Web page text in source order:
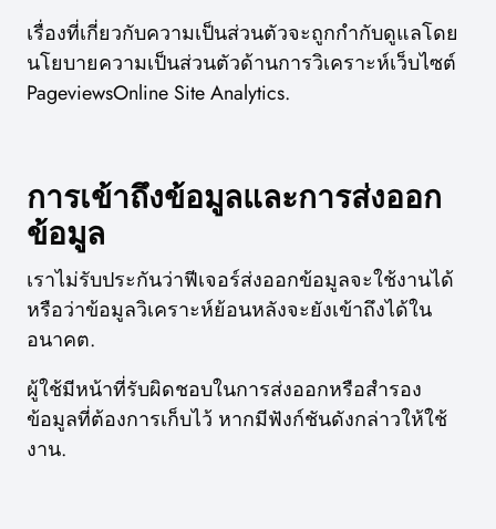
เรื่องที่เกี่ยวกับความเป็นส่วนตัวจะถูกกำกับดูแลโดย
นโยบายความเป็นส่วนตัวด้านการวิเคราะห์เว็บไซต์
PageviewsOnline Site Analytics.
การเข้าถึงข้อมูลและการส่งออก
ข้อมูล
เราไม่รับประกันว่าฟีเจอร์ส่งออกข้อมูลจะใช้งานได้
หรือว่าข้อมูลวิเคราะห์ย้อนหลังจะยังเข้าถึงได้ใน
อนาคต.
ผู้ใช้มีหน้าที่รับผิดชอบในการส่งออกหรือสำรอง
ข้อมูลที่ต้องการเก็บไว้ หากมีฟังก์ชันดังกล่าวให้ใช้
งาน.